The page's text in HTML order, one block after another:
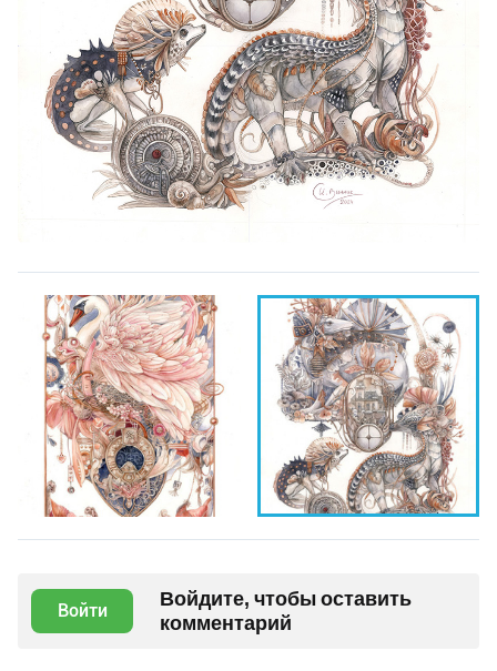
Войти
Войдите, чтобы оставить
комментарий